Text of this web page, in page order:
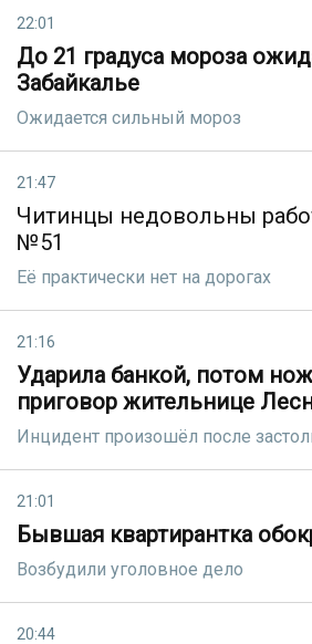
22:01
До 21 градуса мороза
Забайкалье
Ожидается сильный мороз
21:47
Читинцы недовольны
№51
Её практически нет на дорогах
21:16
Ударила банкой, потом
приговор жительнице
Инцидент произошёл после
21:01
Бывшая квартирантка
Возбудили уголовное дело
20:44